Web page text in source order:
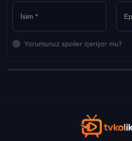
Yorumunuz spoiler içeriyor mu?